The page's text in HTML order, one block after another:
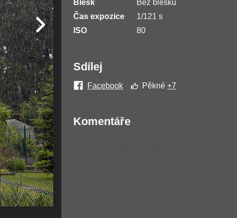
Blesk
Bez blesku
Čas expozice
1/121 s
ISO
80
Sdílej
Facebook Pěkné +7
Komentáře